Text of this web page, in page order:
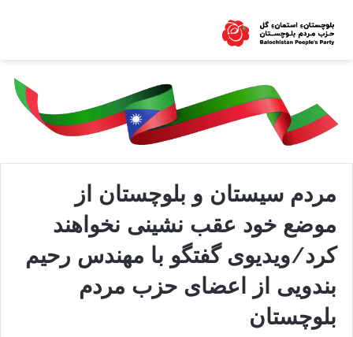
مردم سیستان و بلوچستان از
موضع خود عقب نشینی نخواهند
کرد/ویدیوی گفتگو با مهندس رحیم
بندویی از اعضای حزب مردم
بلوچستان